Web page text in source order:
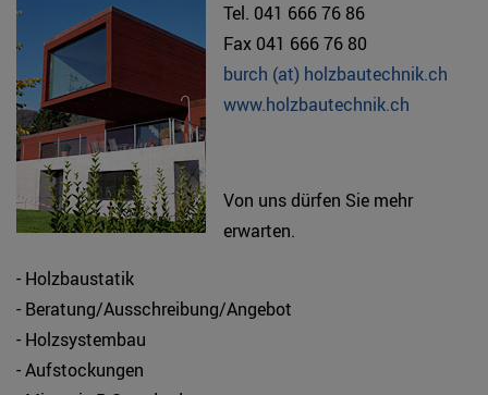
Tel. 041 666 76 86
Fax 041 666 76 80
burch (at) holzbautechnik.ch
www.holzbautechnik.ch
Von uns dürfen Sie mehr
erwarten.
- Holzbaustatik
- Beratung/Ausschreibung/Angebot
- Holzsystembau
- Aufstockungen